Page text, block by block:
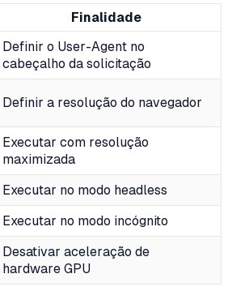
Finalidade
Definir o User-Agent no
cabeçalho da solicitação
Definir a resolução do navegador
Executar com resolução
maximizada
Executar no modo headless
Executar no modo incógnito
Desativar aceleração de
hardware GPU